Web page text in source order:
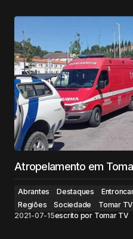
Atropelamento em
Abrantes Destaques
Regiões
Sociedade
Tomar TV
2021-07-15escrito por Tomar TV